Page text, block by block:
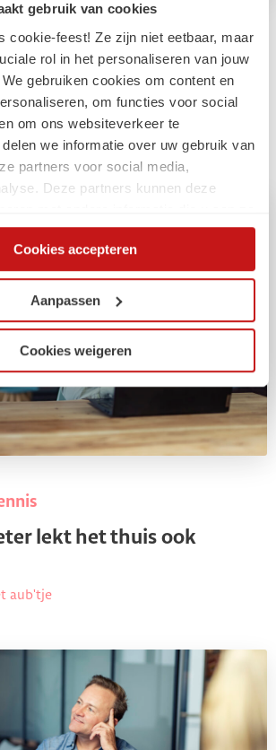
gebruik van cookies
cookie-feest! Ze zijn niet eetbaar, maar
rol in het personaliseren van jouw
gebruiken cookies om content en
om functies voor social
om ons websiteverkeer te
we informatie over uw gebruik van
partners voor social media,
Deze partners kunnen deze
ze hebben verzameld op basis van
services. Via de cookieverklaring op
u uw toestemming op elk moment
Cookies accepteren
Aanpassen
Cookies weigeren
inhuur:
belonen
belonen
lekt het thuis ook
aub'tje